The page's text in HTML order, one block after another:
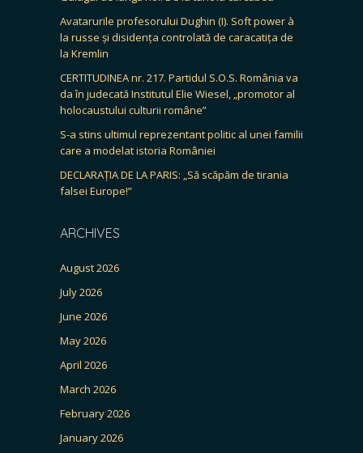
Avatarurile profesorului Dughin (I). Soft power à
la russe și disidența controlată de caracatița de
la Kremlin
CERTITUDINEA nr. 217. Partidul S.O.S. România va
da în judecată Institutul Elie Wiesel, „promotor al
holocaustului culturii române”
S-a stins ultimul reprezentant politic al unei familii
care a modelat istoria României
DECLARAȚIA DE LA PARIS: „Să scăpăm de tirania
falsei Europe!”
ARCHIVES
August 2026
July 2026
June 2026
May 2026
April 2026
March 2026
February 2026
January 2026